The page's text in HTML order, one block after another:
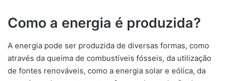
Como a energia é produzida?
A energia pode ser produzida de diversas formas, como
através da queima de combustíveis fósseis, da utilização
de fontes renováveis, como a energia solar e eólica, da